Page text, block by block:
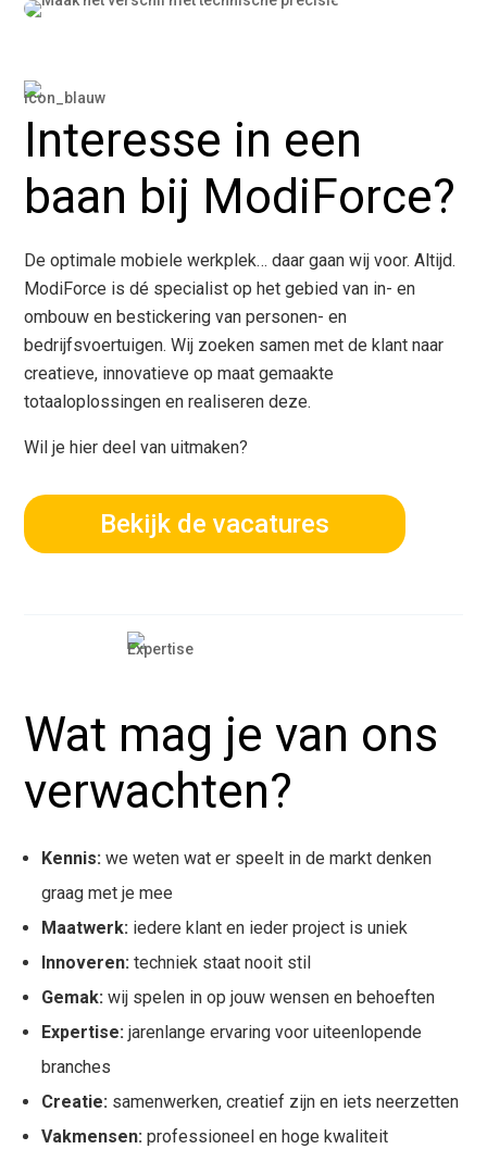
Interesse in een
baan bij ModiForce?
De optimale mobiele werkplek… daar gaan wij voor. Altijd.
ModiForce is dé specialist op het gebied van in- en
ombouw en bestickering van personen- en
bedrijfsvoertuigen. Wij zoeken samen met de klant naar
creatieve, innovatieve op maat gemaakte
totaaloplossingen en realiseren deze.
Wil je hier deel van uitmaken?
Bekijk de vacatures
Wat mag je van ons
verwachten?
Kennis: we weten wat er speelt in de markt denken
graag met je mee
Maatwerk: iedere klant en ieder project is uniek
Innoveren: techniek staat nooit stil
Gemak: wij spelen in op jouw wensen en behoeften
Expertise: jarenlange ervaring voor uiteenlopende
branches
Creatie: samenwerken, creatief zijn en iets neerzetten
Vakmensen: professioneel en hoge kwaliteit